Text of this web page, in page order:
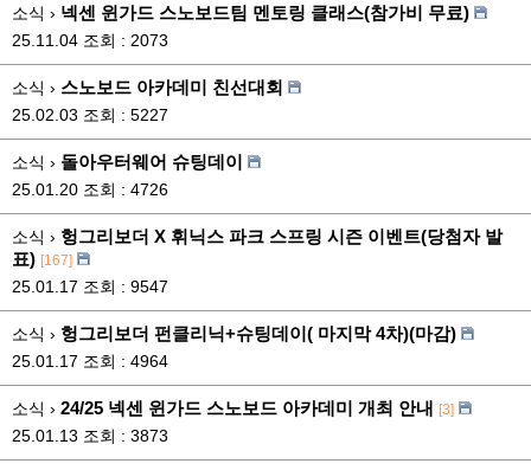
소식 › 넥센 윈가드 스노보드팀 멘토링 클래스(참가비 무료)
25.11.04 조회 : 2073
소식 › 스노보드 아카데미 친선대회
25.02.03 조회 : 5227
소식 › 돌아우터웨어 슈팅데이
25.01.20 조회 : 4726
소식 › 헝그리보더 X 휘닉스 파크 스프링 시즌 이벤트(당첨자 발
표) [167]
25.01.17 조회 : 9547
소식 › 헝그리보더 펀클리닉+슈팅데이( 마지막 4차)(마감)
25.01.17 조회 : 4964
소식 › 24/25 넥센 윈가드 스노보드 아카데미 개최 안내 [3]
25.01.13 조회 : 3873